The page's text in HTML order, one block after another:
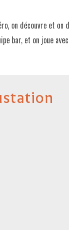
on découvre et
bar, et on joue